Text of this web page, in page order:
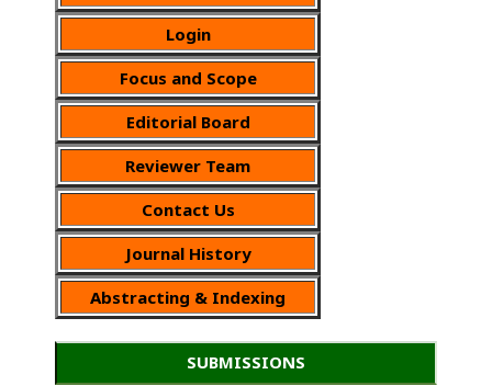
Login
Focus and Scope
Editorial Board
Reviewer Team
Contact Us
Journal History
Abstracting & Indexing
SUBMISSIONS